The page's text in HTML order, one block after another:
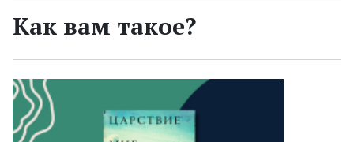
Как вам такое?